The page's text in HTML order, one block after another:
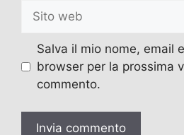
Sito
web
Salva il mio nome, email
browser per la prossima
commento.